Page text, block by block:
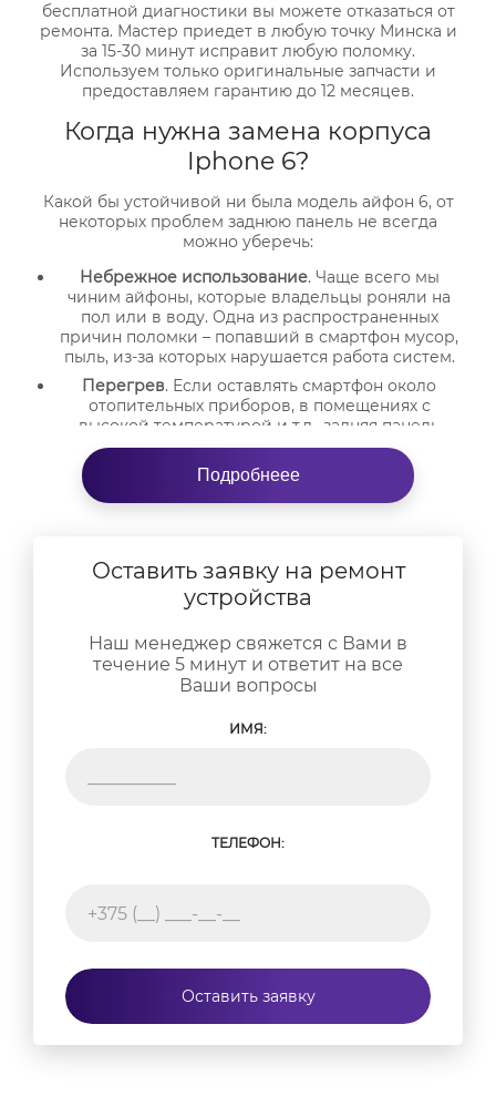
бесплатной диагностики вы можете отказаться от
ремонта. Мастер приедет в любую точку Минска и
за 15-30 минут исправит любую поломку.
Используем только оригинальные запчасти и
предоставляем гарантию до 12 месяцев.
Когда нужна замена корпуса
Iphone 6?
Какой бы устойчивой ни была модель айфон 6, от
некоторых проблем заднюю панель не всегда
можно уберечь:
Небрежное использование. Чаще всего мы
чиним айфоны, которые владельцы роняли на
пол или в воду. Одна из распространенных
причин поломки – попавший в смартфон мусор,
пыль, из-за которых нарушается работа систем.
Перегрев. Если оставлять смартфон около
отопительных приборов, в помещениях с
высокой температурой и т.д., задняя панель
может деформироваться. Иногда помогает
выправление, но чаще нужна замена корпуса.
Небольшие царапины.
Мелкие трещинки могут
Чиним в сервисном центре и на дому. Проводим
диагностику и консультируем своих клиентов
Подробнеее
Оставить заявку на ремонт
устройства
Наш менеджер свяжется с Вами в
течение 5 минут и ответит на все
Ваши вопросы
ИМЯ:
ТЕЛЕФОН:
Оставить заявку